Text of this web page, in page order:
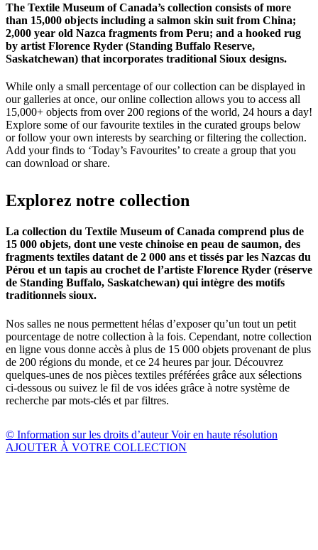
The Textile Museum of Canada’s collection consists of more
than 15,000 objects including a salmon skin suit from China;
2,000 year old Nazca fragments from Peru; and a hooked rug
by artist Florence Ryder (Standing Buffalo Reserve,
Saskatchewan) that incorporates traditional Sioux designs.
While only a small percentage of our collection can be displayed in
our galleries at once, our online collection allows you to access all
15,000+ objects from over 200 regions of the world, 24 hours a day!
Explore some of our favourite textiles in the curated groups below
or follow your own interests by searching or filtering the collection.
Add your finds to ‘Today’s Favourites’ to create a group that you
can download or share.
Explorez notre collection
La collection du Textile Museum of Canada comprend plus de
15 000 objets, dont une veste chinoise en peau de saumon, des
fragments textiles datant de 2 000 ans et tissés par les Nazcas du
Pérou et un tapis au crochet de l’artiste Florence Ryder (réserve
de Standing Buffalo, Saskatchewan) qui intègre des motifs
traditionnels sioux.
Nos salles ne nous permettent hélas d’exposer qu’un tout un petit
pourcentage de notre collection à la fois. Cependant, notre collection
en ligne vous donne accès à plus de 15 000 objets provenant de plus
de 200 régions du monde, et ce 24 heures par jour. Découvrez
quelques-unes de nos pièces textiles préférées grâce aux sélections
ci-dessous ou suivez le fil de vos idées grâce à notre système de
recherche par mots-clés et par filtres.
© Information sur les droits d’auteurVoir en haute résolution
AJOUTER À VOTRE COLLECTION